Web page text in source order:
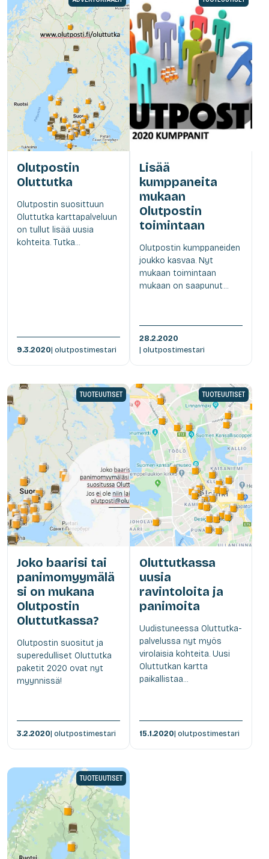
Olutpostin
Oluttutka
Olutpostin suosittuun
Oluttutka karttapalveluun
on tullut lisää uusia
kohteita. Tutka...
9.3.2020| olutpostimestari
Lisää
kumppaneita
mukaan
Olutpostin
toimintaan
Olutpostin kumppaneiden
joukko kasvaa. Nyt
mukaan toimintaan
mukaan on saapunut...
28.2.2020
| olutpostimestari
TUOTEUUTISET
Joko baarisi tai
panimomyymälä
si on mukana
Olutpostin
Oluttutkassa?
Olutpostin suositut ja
superedulliset Oluttutka
paketit 2020 ovat nyt
myynnissä!
3.2.2020| olutpostimestari
TUOTEUUTISET
Oluttutkassa
uusia
ravintoloita ja
panimoita
Uudistuneessa Oluttutka-
palvelussa nyt myös
virolaisia kohteita. Uusi
Oluttutkan kartta
paikallistaa...
15.1.2020| olutpostimestari
TUOTEUUTISET